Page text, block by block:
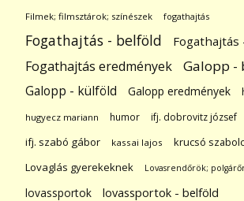
Filmek; filmsztárok; színészek fogathajtás
Fogathajtás - belföld Fogathajtás
Fogathajtás eredmények Galopp -
Galopp - külföld Galopp eredmények
hugyecz mariann humor ifj. dobrovitz józsef
ifj. szabó gábor kassai lajos krucsó
Lovaglás gyerekeknek Lovasrendőrök;
lovassportok lovassportok - belföld